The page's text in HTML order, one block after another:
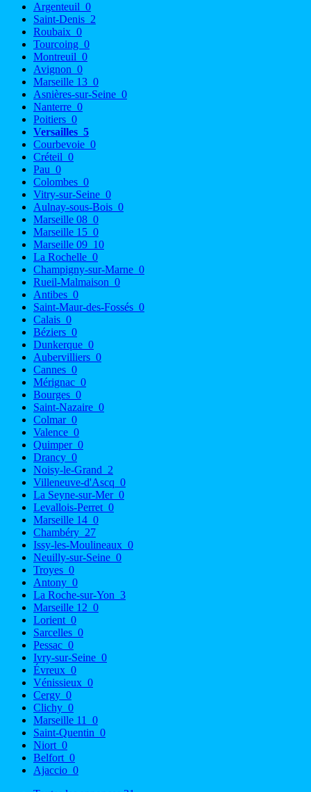
Argenteuil 0
Saint-Denis 2
Roubaix 0
Tourcoing 0
Montreuil 0
Avignon 0
Marseille 13 0
Asnières-sur-Seine 0
Nanterre 0
Poitiers 0
Versailles 5
Courbevoie 0
Créteil 0
Pau 0
Colombes 0
Vitry-sur-Seine 0
Aulnay-sous-Bois 0
Marseille 08 0
Marseille 15 0
Marseille 09 10
La Rochelle 0
Champigny-sur-Marne 0
Rueil-Malmaison 0
Antibes 0
Saint-Maur-des-Fossés 0
Calais 0
Béziers 0
Dunkerque 0
Aubervilliers 0
Cannes 0
Mérignac 0
Bourges 0
Saint-Nazaire 0
Colmar 0
Valence 0
Quimper 0
Drancy 0
Noisy-le-Grand 2
Villeneuve-d'Ascq 0
La Seyne-sur-Mer 0
Levallois-Perret 0
Marseille 14 0
Chambéry 27
Issy-les-Moulineaux 0
Neuilly-sur-Seine 0
Troyes 0
Antony 0
La Roche-sur-Yon 3
Marseille 12 0
Lorient 0
Sarcelles 0
Pessac 0
Ivry-sur-Seine 0
Évreux 0
Vénissieux 0
Cergy 0
Clichy 0
Marseille 11
0
Saint-Quentin 0
Niort 0
Belfort 0
Ajaccio 0